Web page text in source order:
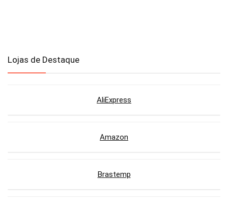
Lojas de Destaque
AliExpress
Amazon
Brastemp